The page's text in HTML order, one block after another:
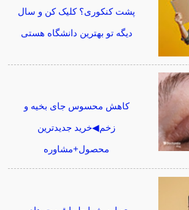
پشت کنکوری؟ کلیک کن و سال
دیگه تو بهترین دانشگاه هستی
کاهش محسوس جای بخیه و
زخم◀خرید جدیدترین
محصول+مشاوره